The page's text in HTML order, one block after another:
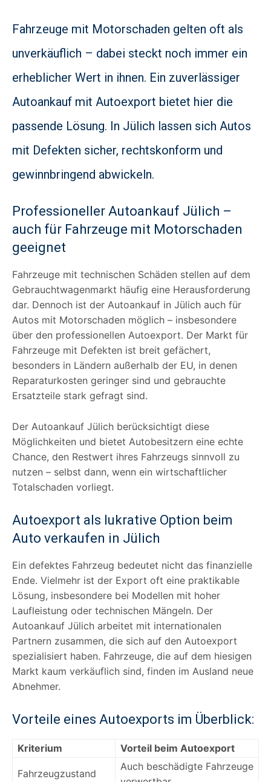
Fahrzeuge mit Motorschaden gelten oft als
unverkäuflich – dabei steckt noch immer ein
erheblicher Wert in ihnen. Ein zuverlässiger
Autoankauf mit Autoexport bietet hier die
passende Lösung. In Jülich lassen sich Autos
mit Defekten sicher, rechtskonform und
gewinnbringend abwickeln.
Professioneller Autoankauf Jülich –
auch für Fahrzeuge mit Motorschaden
geeignet
Fahrzeuge mit technischen Schäden stellen auf dem
Gebrauchtwagenmarkt häufig eine Herausforderung
dar. Dennoch ist der Autoankauf in Jülich auch für
Autos mit Motorschaden möglich – insbesondere
über den professionellen Autoexport. Der Markt für
Fahrzeuge mit Defekten ist breit gefächert,
besonders in Ländern außerhalb der EU, in denen
Reparaturkosten geringer sind und gebrauchte
Ersatzteile stark gefragt sind.
Der Autoankauf Jülich berücksichtigt diese
Möglichkeiten und bietet Autobesitzern eine echte
Chance, den Restwert ihres Fahrzeugs sinnvoll zu
nutzen – selbst dann, wenn ein wirtschaftlicher
Totalschaden vorliegt.
Autoexport als lukrative Option beim
Auto verkaufen in Jülich
Ein defektes Fahrzeug bedeutet nicht das finanzielle
Ende. Vielmehr ist der Export oft eine praktikable
Lösung, insbesondere bei Modellen mit hoher
Laufleistung oder technischen Mängeln. Der
Autoankauf Jülich arbeitet mit internationalen
Partnern zusammen, die sich auf den Autoexport
spezialisiert haben. Fahrzeuge, die auf dem hiesigen
Markt kaum verkäuflich sind, finden im Ausland neue
Abnehmer.
Vorteile eines Autoexports im Überblick:
Kriterium Vorteil beim Autoexport
Fahrzeugzustand
Auch beschädigte Fahrzeuge